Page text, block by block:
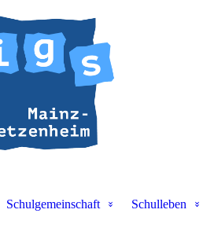
Schulgemeinschaft Schulleben